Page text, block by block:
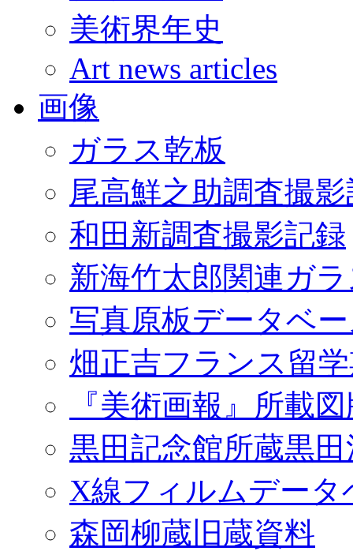
美術界年史
Art news articles
画像
ガラス乾板
尾高鮮之助調査撮
和田新調査撮影記録
新海竹太郎関連ガ
写真原板データベ
畑正吉フランス留
『美術画報』所載
黒田記念館所蔵黒
X線フィルムデータ
森岡柳蔵旧蔵資料